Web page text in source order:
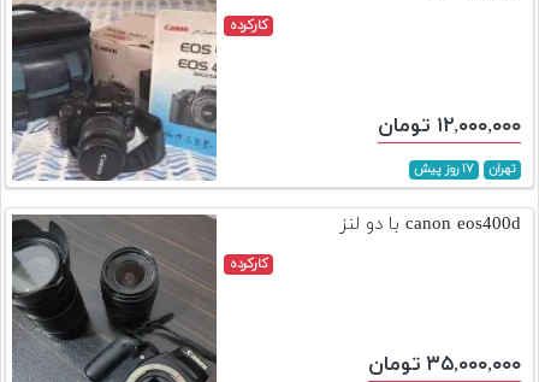
کارکرده
۱۲,۰۰۰,۰۰۰ تومان
تهران ۱۷ روز پیش
canon eos400d با دو لنز
کارکرده
۳۵,۰۰۰,۰۰۰ تومان